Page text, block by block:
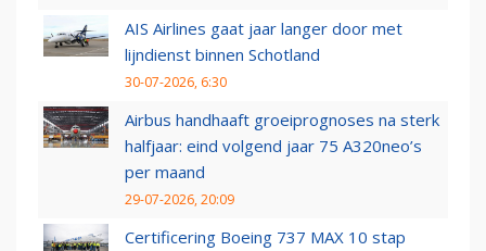
AIS Airlines gaat jaar langer door met
lijndienst binnen Schotland
30-07-2026, 6:30
Airbus handhaaft groeiprognoses na sterk
halfjaar: eind volgend jaar 75 A320neo’s
per maand
29-07-2026, 20:09
Certificering Boeing 737 MAX 10 stap